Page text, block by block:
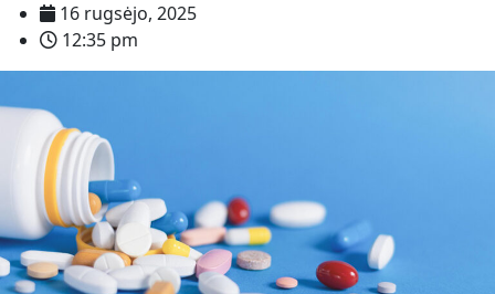
16 rugsėjo, 2025
12:35 pm